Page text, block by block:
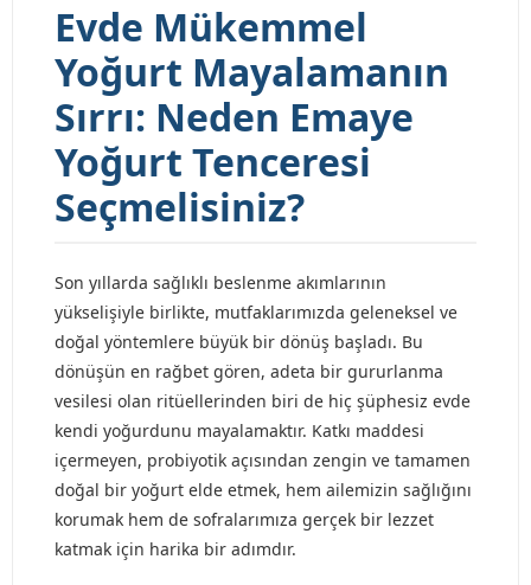
Evde Mükemmel
Yoğurt Mayalamanın
Sırrı: Neden Emaye
Yoğurt Tenceresi
Seçmelisiniz?
Son yıllarda sağlıklı beslenme akımlarının
yükselişiyle birlikte, mutfaklarımızda geleneksel ve
doğal yöntemlere büyük bir dönüş başladı. Bu
dönüşün en rağbet gören, adeta bir gururlanma
vesilesi olan ritüellerinden biri de hiç şüphesiz evde
kendi yoğurdunu mayalamaktır. Katkı maddesi
içermeyen, probiyotik açısından zengin ve tamamen
doğal bir yoğurt elde etmek, hem ailemizin sağlığını
korumak hem de sofralarımıza gerçek bir lezzet
katmak için harika bir adımdır.